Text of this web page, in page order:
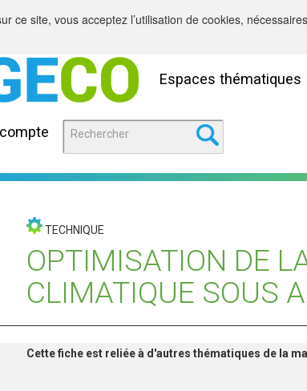
Espaces thématiques
TECHNIQUE
OPTIMISATION DE
CLIMATIQUE SOUS
Cette fiche est reliée à d'autres thématiques de la
ce site, vous acceptez l’utilisation de cookies,